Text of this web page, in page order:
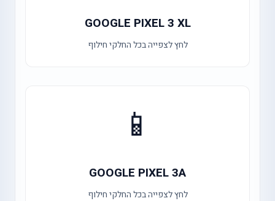
GOOGLE PIXEL 3 XL
לחץ לצפייה בכל החלקי חילוף
📱
GOOGLE PIXEL 3A
לחץ לצפייה בכל החלקי חילוף